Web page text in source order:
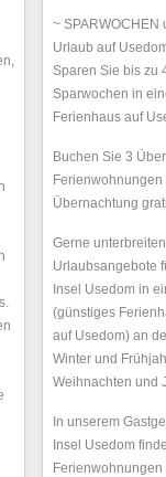
~
Urlaub auf
Sparen Sie bis zu
Sparwochen in
Ferienhaus auf
Buchen Sie 3
Übernachtung
Gerne
Urlaubsangebote
Insel Usedom in
(günstiges
auf Usedom) an
Winter und
Weihnachten und
In unserem
Insel Usedom